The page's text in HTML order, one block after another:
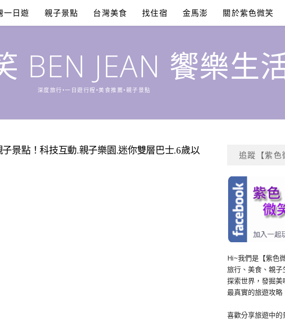
一日遊 親子景點 台灣美食 找住宿 金馬澎 關於紫色微笑
BEN JEAN 饗樂生
深度旅行•一日遊行程•美食推薦•親子景點
景點！科技互動.親子樂園.迷你雙層巴士.6歲以
追蹤【紫色
Hi~我們是【紫色
旅行、美食、親子
探索世界，發掘美
最真實的旅遊攻略
喜歡分享旅遊中